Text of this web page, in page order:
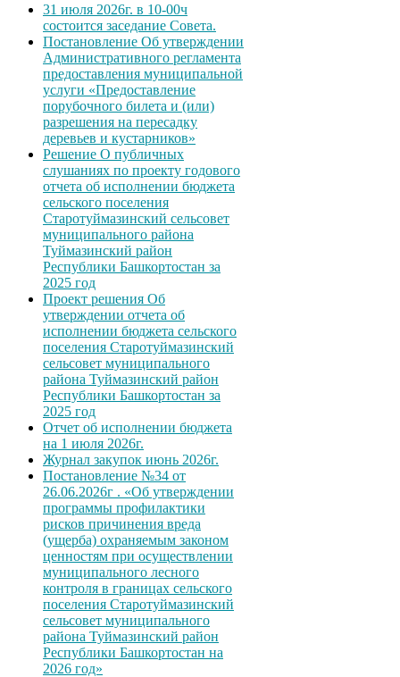
31 июля 2026г. в 10-00ч
состоится заседание Совета.
Постановление Об утверждении
Административного регламента
предоставления муниципальной
услуги «Предоставление
порубочного билета и (или)
разрешения на пересадку
деревьев и кустарников»
Решение О публичных
слушаниях по проекту годового
отчета об исполнении бюджета
сельского поселения
Старотуймазинский сельсовет
муниципального района
Туймазинский район
Республики Башкортостан за
2025 год
Проект решения Об
утверждении отчета об
исполнении бюджета сельского
поселения Старотуймазинский
сельсовет муниципального
района Туймазинский район
Республики Башкортостан за
2025 год
Отчет об исполнении бюджета
на 1 июля 2026г.
Журнал закупок июнь 2026г.
Постановление №34 от
26.06.2026г . «Об утверждении
программы профилактики
рисков причинения вреда
(ущерба) охраняемым законом
ценностям при осуществлении
муниципального лесного
контроля в границах сельского
поселения Старотуймазинский
сельсовет муниципального
района Туймазинский район
Республики Башкортостан на
2026 год»